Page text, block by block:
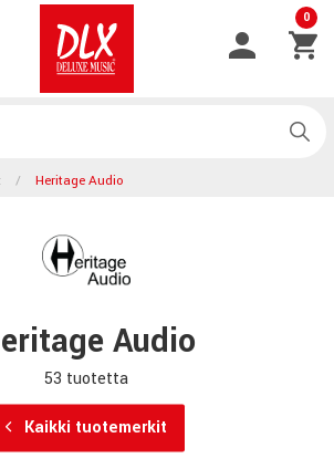
0
Heritage Audio
Audio
53 tuotetta
Kaikki tuotemerkit